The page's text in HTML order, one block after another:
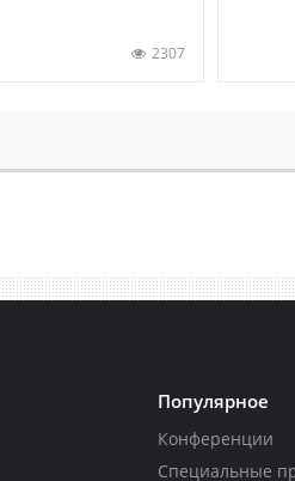
2307
Популярное
Конференции
Специальные